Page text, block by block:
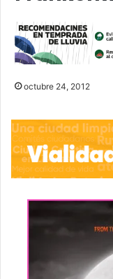
octubre 24, 2012